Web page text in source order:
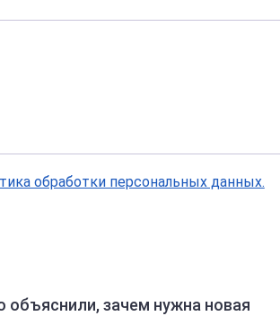
обработки персональных данных.
объяснили, зачем нужна новая